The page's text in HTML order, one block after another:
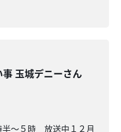
玉城デニーさん
～５時 放送中１２月